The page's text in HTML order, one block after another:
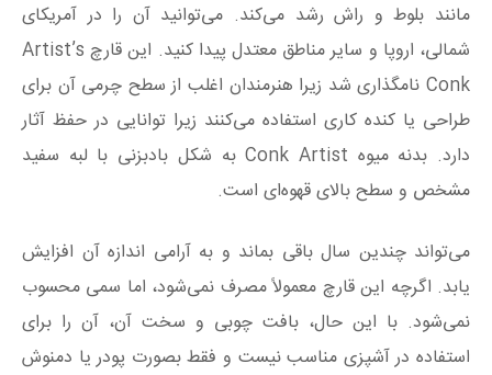
مانند بلوط و راش رشد می‌کند. می‌توانید آن را در آمریکای
شمالی، اروپا و سایر مناطق معتدل پیدا کنید. این قارچ Artist’s
Conk نامگذاری شد زیرا هنرمندان اغلب از سطح چرمی آن برای
طراحی یا کنده کاری استفاده می‌کنند زیرا توانایی در حفظ آثار
دارد. بدنه میوه Conk Artist به شکل بادبزنی با لبه سفید
مشخص و سطح بالای قهوه‌ای است.
می‌تواند چندین سال باقی بماند و به آرامی اندازه آن افزایش
یابد. اگرچه این قارچ معمولاً مصرف نمی‌شود، اما سمی محسوب
نمی‌شود. با این حال، بافت چوبی و سخت آن، آن را برای
استفاده در آشپزی مناسب نیست و فقط بصورت پودر یا دمنوش